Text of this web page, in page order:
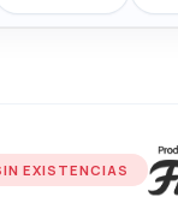
EXISTENCIAS